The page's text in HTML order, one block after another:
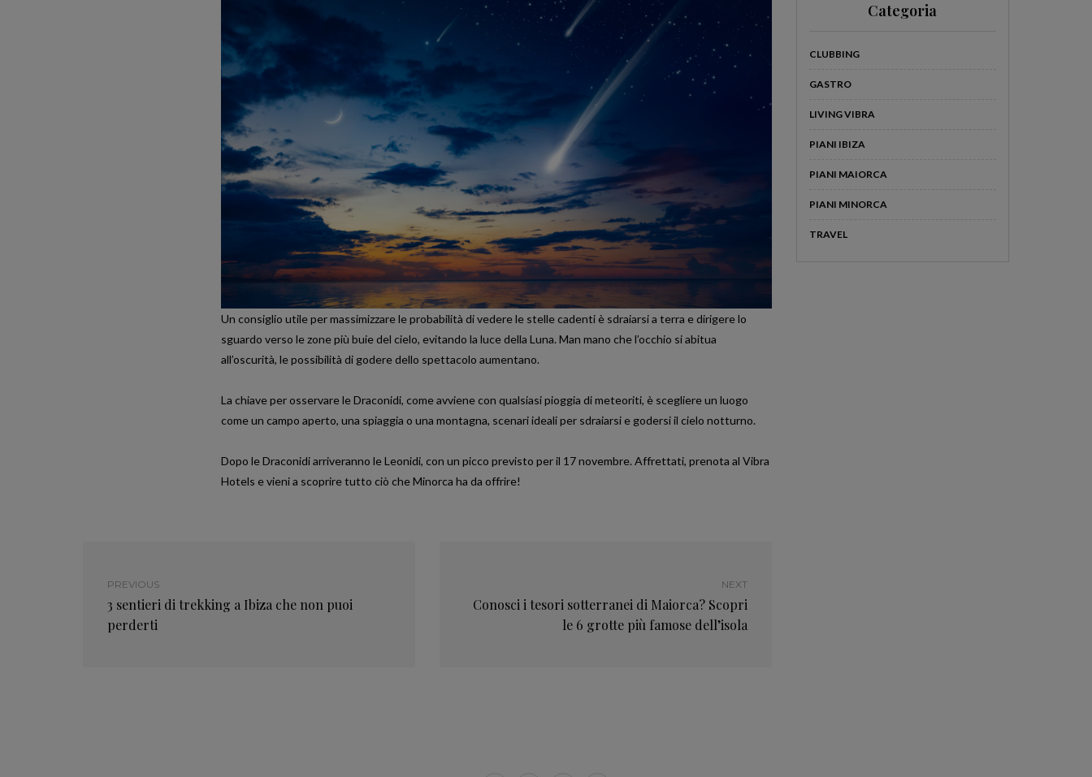
Un consiglio utile per massimizzare le probabilità di vedere le stelle cadenti è sdraiarsi a terra e dirigere lo
sguardo verso le zone più buie del cielo, evitando la luce della Luna. Man mano che l’occhio si abitua
all’oscurità, le possibilità di godere dello spettacolo aumentano.
La chiave per osservare le Draconidi, come avviene con qualsiasi pioggia di meteoriti, è scegliere un luogo
come un campo aperto, una spiaggia o una montagna, scenari ideali per sdraiarsi e godersi il cielo notturno.
Dopo le Draconidi arriveranno le Leonidi, con un picco previsto per il 17 novembre. Affrettati, prenota al Vibra
Hotels e vieni a scoprire tutto ciò che Minorca ha da offrire!
PREVIOUS
3 sentieri di trekking a Ibiza che non puoi
perderti
NEXT
Conosci i tesori sotterranei di Maiorca? Scopri
le 6 grotte più famose dell’isola
Categoria
CLUBBING
GASTRO
LIVING VIBRA
PIANI IBIZA
PIANI MAIORCA
PIANI MINORCA
TRAVEL